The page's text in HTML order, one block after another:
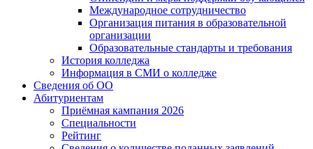
Международное сотрудничество
Организация питания в образовательной
организации
Образовательные стандарты и требования
История колледжа
Информация в СМИ о колледже
Сведения об ОО
Абитуриентам
Приёмная кампания 2026
Специальности
Рейтинг